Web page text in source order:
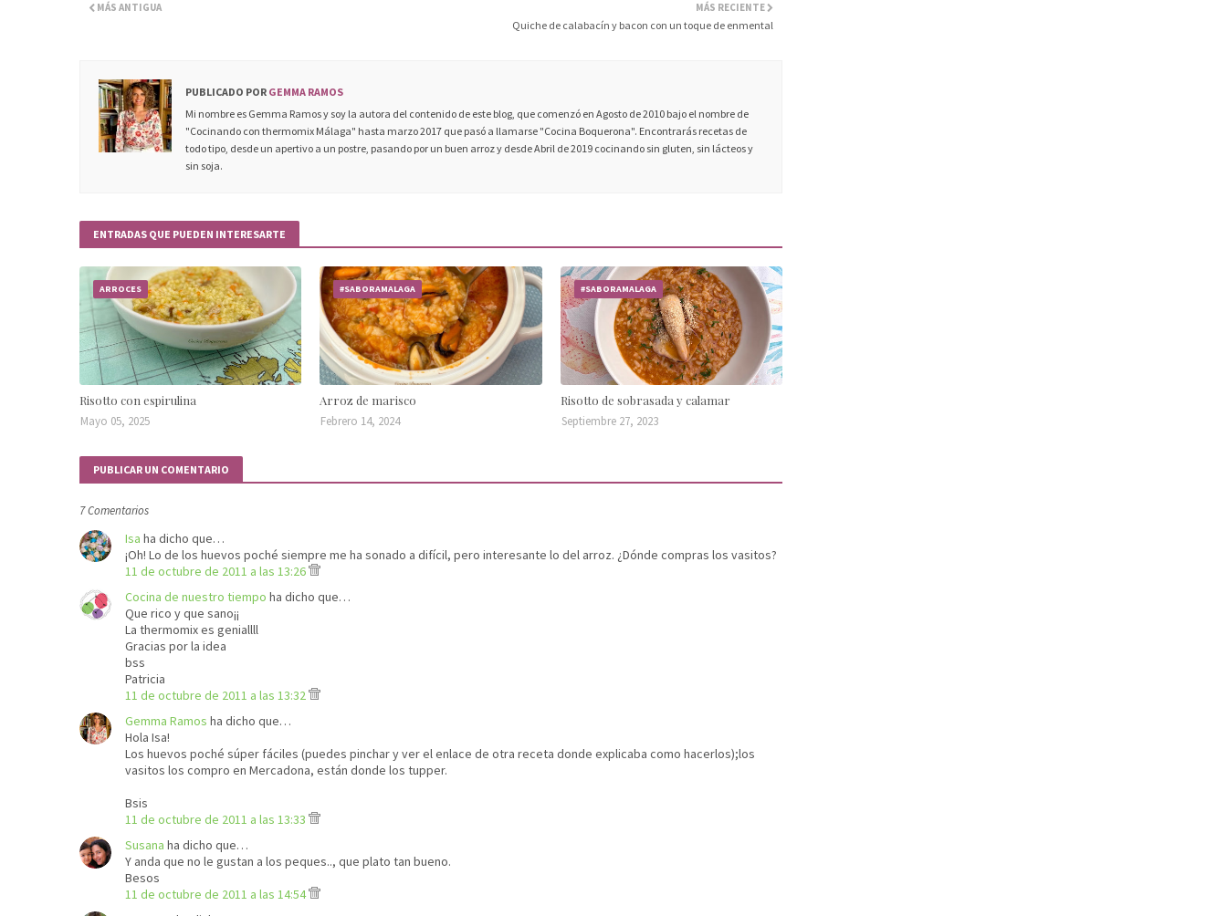
MÁS RECIENTE
Quiche de calabacín y bacon con un toque de enmental
MÁS ANTIGUA
PUBLICADO POR GEMMA RAMOS
Mi nombre es Gemma Ramos y soy la autora del contenido de este blog, que comenzó en Agosto de 2010 bajo el nombre de
"Cocinando con thermomix Málaga" hasta marzo 2017 que pasó a llamarse "Cocina Boquerona". Encontrarás recetas de
todo tipo, desde un apertivo a un postre, pasando por un buen arroz y desde Abril de 2019 cocinando sin gluten, sin lácteos y
sin soja.
ENTRADAS QUE PUEDEN INTERESARTE
ARROCES
Risotto con espirulina
Mayo 05, 2025
#SABORAMALAGA
Arroz de marisco
Febrero 14, 2024
#SABORAMALAGA
Risotto de sobrasada y calamar
Septiembre 27, 2023
PUBLICAR UN COMENTARIO
7 Comentarios
Isa ha dicho que…
¡Oh! Lo de los huevos poché siempre me ha sonado a difícil, pero interesante lo del arroz. ¿Dónde compras los vasitos?
11 de octubre de 2011 a las 13:26
Cocina de nuestro tiempo ha dicho que…
Que rico y que sano¡¡
La thermomix es geniallll
Gracias por la idea
bss
Patricia
11 de octubre de 2011 a las 13:32
Gemma Ramos ha dicho que…
Hola Isa!
Los huevos poché súper fáciles (puedes pinchar y ver el enlace de otra receta donde explicaba como hacerlos);los
vasitos los compro en Mercadona, están donde los tupper.
Bsis
11 de octubre de 2011 a las 13:33
Susana ha dicho que…
Y anda que no le gustan a los peques.., que plato tan bueno.
Besos
11 de octubre de 2011 a las 14:54